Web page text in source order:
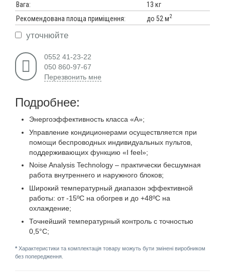
Вага:
13 кг
Рекомендована площа приміщення:
до 52 м2
уточнюйте
0552 41-23-22
050 860-97-67
Перезвонить мне
Подробнее:
Энергоэффективность класса «А»;
Управление кондиционерами осуществляется при
помощи беспроводных индивидуальных пультов,
поддерживающих функцию «I feel»;
Noise Analysis Technology – практически бесшумная
работа внутреннего и наружного блоков;
Широкий температурный диапазон эффективной
работы: от -15ºС на обогрев и до +48ºС на
охлаждение;
Точнейший температурный контроль с точностью
0,5°C;
* Характеристики та комплектація товару можуть бути змінені виробником
без попередження.